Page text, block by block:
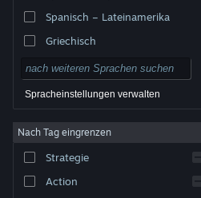
© Valve Corporation. Alle Rechte vorbehalten. Alle
USA und anderen Ländern.
Rechtliches
Barrierefreiheit
Nutzungsvertrag
Spanisch – Lateinamerika
Griechisch
Spracheinstellungen verwalten
Nach Tag eingrenzen
Strategie
Action